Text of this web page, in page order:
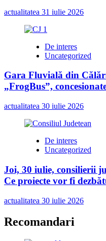
actualitatea 31 iulie 2026
De interes
Uncategorized
Gara Fluvială din
„FrogBus”,
actualitatea 30 iulie 2026
De interes
Uncategorized
Joi, 30 iulie, consilierii
Ce proiecte vor fi
actualitatea 30 iulie 2026
Recomandari